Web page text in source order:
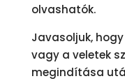
olvashatók.
Javasoljuk,
vagy a veletek
megindítása